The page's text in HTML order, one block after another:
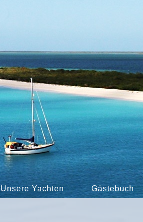
Unsere Yachten Gästebuch